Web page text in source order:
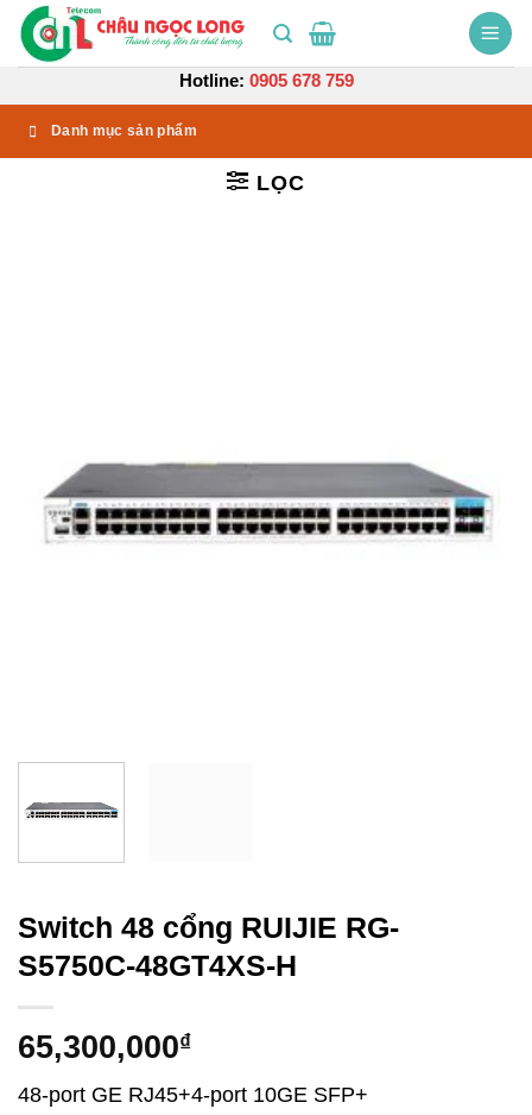
Bỏ
qua
Hotline: 0905 678 759
Danh mục sản phẩm
LỌC
Switch 48 cổng RUIJIE RG-
S5750C-48GT4XS-H
65,300,000₫
48-port GE RJ45+4-port 10GE SFP+